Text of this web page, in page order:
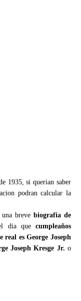
1935, si querian saber
podran calcular la
breve biografia de
dia que cumpleaños
real es George Joseph
Joseph Kresge Jr. o